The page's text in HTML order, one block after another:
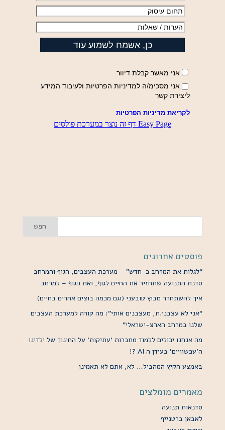
פוסטים אחרונים
“לגלות את המרחב כ-חדש” – מערכת העצבים, הגוף והמרחב –
סדנת התנועה שתחזיר את החיים לגוף, ואת הגוף – למרחב
איך להשתחרר מבוץ טובעני (וגם מכמה בוצים אחרים בחיים)
“אני לא עצבני.ת, מעצבנים אותי”: מה קורה למערכת העצבים
שלנו במרחב הארצ-ישראלי”
מה אנחנו יכולים ללמוד מחברות ‘עתיקות’ על החינוך של ילדינו
ה’עכשוויים’ בעידן ה AI ?!
באמצע הקיץ המהביל… לא, אתם לא תאמינו
מאמרים מומלצים
סדנאות תנועה
לאבאן ברטנייף